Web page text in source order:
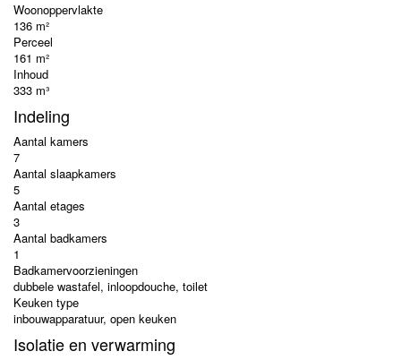
Woonoppervlakte
136 m²
Perceel
161 m²
Inhoud
333 m³
Indeling
Aantal kamers
7
Aantal slaapkamers
5
Aantal etages
3
Aantal badkamers
1
Badkamervoorzieningen
dubbele wastafel, inloopdouche, toilet
Keuken type
inbouwapparatuur, open keuken
Isolatie en verwarming